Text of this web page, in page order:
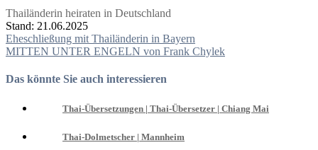
Thailänderin heiraten in Deutschland
Stand: 21.06.2025
Beitragsnavigation
Eheschließung mit Thailänderin in Bayern
MITTEN UNTER ENGELN von Frank Chylek
Das könnte Sie auch interessieren
Thai-Übersetzungen | Thai-Übersetzer | Chiang Mai
Thai-Dolmetscher | Mannheim